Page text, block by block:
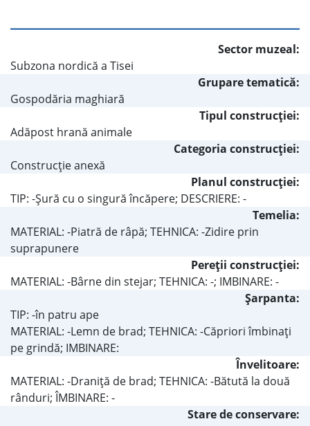
Sector muzeal:
Subzona nordică a Tisei
Grupare tematică:
Gospodăria maghiară
Tipul construcţiei:
Adăpost hrană animale
Categoria construcţiei:
Construcţie anexă
Planul construcţiei:
TIP: -Şură cu o singură încăpere; DESCRIERE: -
Temelia:
MATERIAL: -Piatră de râpă; TEHNICA: -Zidire prin
suprapunere
Pereţii construcţiei:
MATERIAL: -Bârne din stejar; TEHNICA: -; IMBINARE: -
Şarpanta:
TIP: -în patru ape
MATERIAL: -Lemn de brad; TEHNICA: -Căpriori îmbinaţi
pe grindă; IMBINARE:
Învelitoare:
MATERIAL: -Draniţă de brad; TEHNICA: -Bătută la două
rânduri; ÎMBINARE: -
Stare de conservare: